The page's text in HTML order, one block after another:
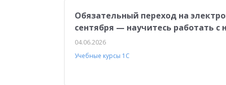
Обязательный переход на
сентября — научитесь работать с
04.06.2026
Учебные курсы 1С